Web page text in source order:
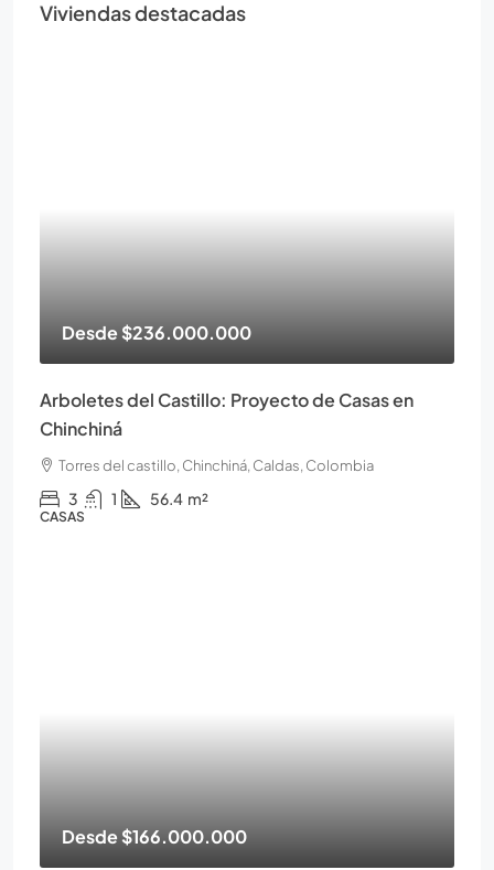
Viviendas destacadas
Desde$236.000.000
Arboletes del Castillo: Proyecto de Casas en
Chinchiná
Torres del castillo, Chinchiná, Caldas, Colombia
3 1 56.4 m²
CASAS
Desde$166.000.000